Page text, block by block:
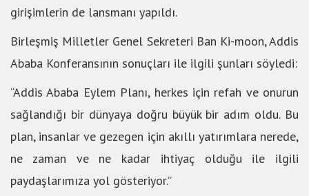
girişimlerin de lansmanı yapıldı.
Birleşmiş Milletler Genel Sekreteri Ban Ki-moon, Addis
Ababa Konferansının sonuçları ile ilgili şunları söyledi:
“Addis Ababa Eylem Planı, herkes için refah ve onurun
sağlandığı bir dünyaya doğru büyük bir adım oldu. Bu
plan, insanlar ve gezegen için akıllı yatırımlara nerede,
ne zaman ve ne kadar ihtiyaç olduğu ile ilgili
paydaşlarımıza yol gösteriyor.”